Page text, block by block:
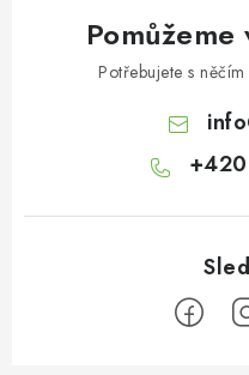
Potřebujete s
info